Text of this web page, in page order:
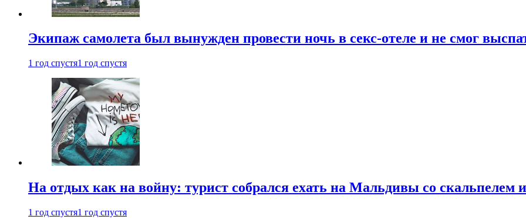
Экипаж самолета был вынужден провести ночь в секс-отеле и не смог
1 год спустя1 год спустя
На отдых как на войну: турист собрался ехать на Мальдивы со скальпелем
1 год спустя1 год спустя